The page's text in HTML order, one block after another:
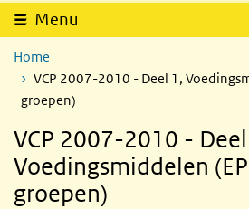
Menu
Home
VCP 2007-2010 - Deel 1,
groepen)
VCP 2007-2010 -
Voedingsmiddelen
groepen)